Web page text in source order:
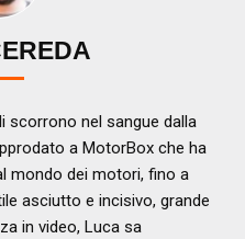
scorrono nel sangue dalla
a MotorBox che ha
mondo dei motori, fino a
asciutto e incisivo, grande
in video, Luca sa